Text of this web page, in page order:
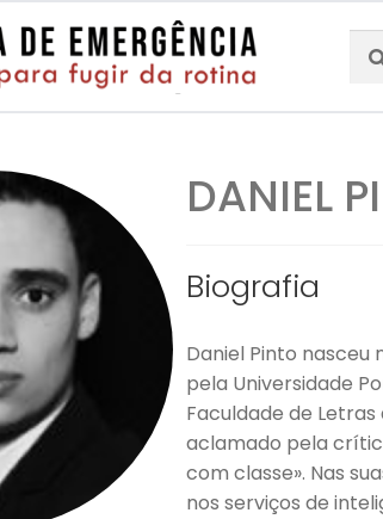
DANIEL
Biografia
Daniel Pinto nasceu
pela Universidade
Faculdade de
aclamado pela
com classe». Nas
nos serviços de